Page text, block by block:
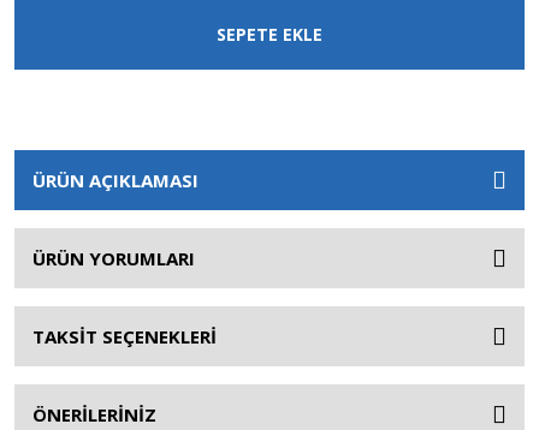
SEPETE EKLE
ÜRÜN AÇIKLAMASI
ÜRÜN YORUMLARI
TAKSİT SEÇENEKLERİ
ÖNERİLERİNİZ